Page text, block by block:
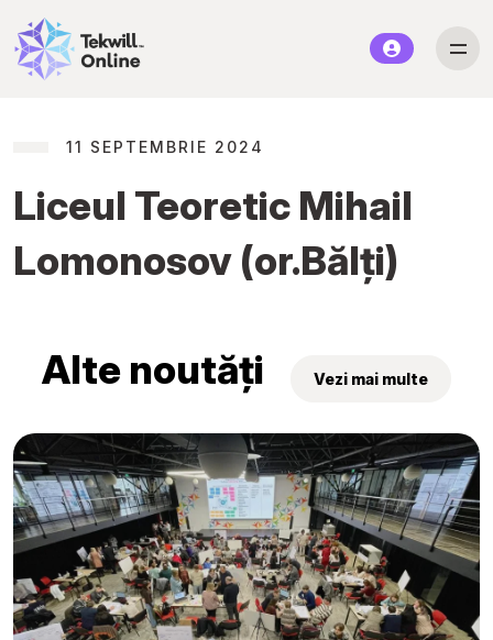
11 SEPTEMBRIE 2024
Liceul Teoretic Mihail
Lomonosov (or.Bălți)
Alte noutăți Vezi mai multe